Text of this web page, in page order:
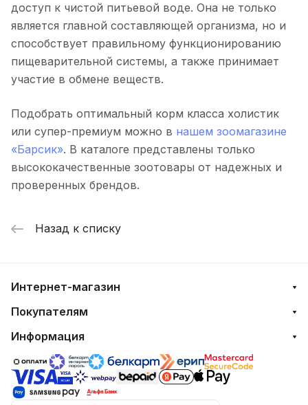
доступ к чистой питьевой воде. Она не только
является главной составляющей организма, но и
способствует правильному функционированию
пищеварительной системы, а также принимает
участие в обмене веществ.
Подобрать оптимальный корм класса холистик
или супер-премиум можно в нашем зоомагазине
«Барсик». В каталоге представлены только
высококачественные зоотовары от надежных и
проверенных брендов.
Назад к списку
Интернет-магазин
Покупателям
Информация